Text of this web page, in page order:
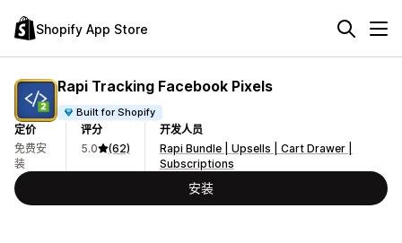
Shopify App Store
Rapi Tracking Facebook Pixels
Built for Shopify
定价
免费安
装
评分
5.0
(62)
开发人员
Rapi Bundle | Upsells | Cart Drawer |
Subscriptions
安装